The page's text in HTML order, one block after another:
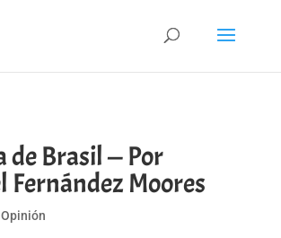
de Brasil — Por
Fernández Moores
Opinión